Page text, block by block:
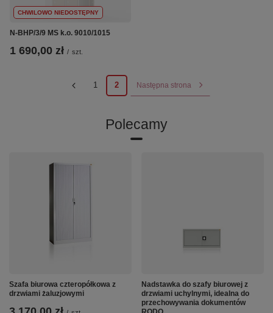
CHWILOWO NIEDOSTĘPNY
N-BHP/3/9 MS k.o. 9010/1015
1 690,00 zł / szt.
1 2 Następna strona
Polecamy
Szafa biurowa czteropółkowa z
drzwiami żaluzjowymi
Nadstawka do szafy biurowej z
drzwiami uchylnymi, idealna do
przechowywania dokumentów